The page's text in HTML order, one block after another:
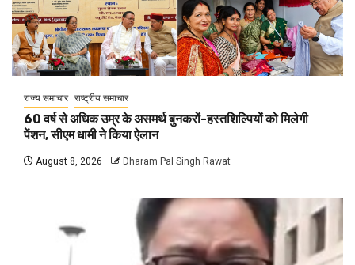
राज्य समाचार राष्ट्रीय समाचार
60 वर्ष से अधिक उम्र के असमर्थ बुनकरों-हस्तशिल्पियों को मिलेगी
पेंशन, सीएम धामी ने किया ऐलान
August 8, 2026 Dharam Pal Singh Rawat